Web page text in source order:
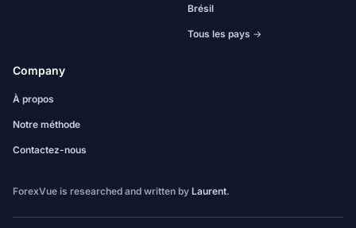
Brésil
Tous les pays →
Company
À propos
Notre méthode
Contactez-nous
ForexVue is researched and written by Laurent.